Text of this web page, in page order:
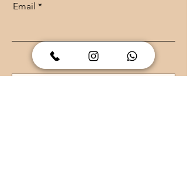
Email